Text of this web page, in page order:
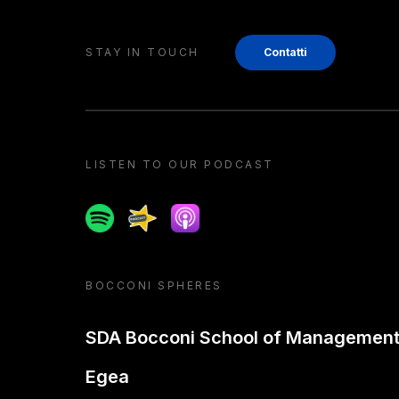
STAY IN TOUCH Contatti
LISTEN TO OUR PODCAST
SpotifySpreakerApple podcast
BOCCONI SPHERES
SDA Bocconi School of Management
Egea